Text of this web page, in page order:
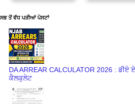
ਸਭ ਤੋਂ ਵੱਧ ਪੜੀਆਂ ਪੋਸਟਾਂ
DA ARREAR CALCULATOR 2026 :
ਕੈਲਕੁਲੇਟ